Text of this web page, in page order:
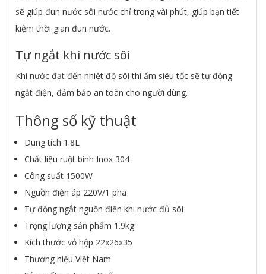
sẽ giúp đun nước sôi nước chỉ trong vài phút, giúp bạn tiết
kiệm thời gian đun nước.
Tự ngắt khi nước sôi
Khi nước đạt đến nhiệt độ sôi thì ấm siêu tốc sẽ tự động
ngắt điện, đảm bảo an toàn cho người dùng.
Thông số kỹ thuật
Dung tích 1.8L
Chất liệu ruột bình Inox 304
Công suất 1500W
Nguồn điện áp 220V/1 pha
Tự động ngắt nguồn điện khi nước đủ sôi
Trọng lượng sản phẩm 1.9kg
Kích thước vỏ hộp 22x26x35
Thương hiệu Việt Nam